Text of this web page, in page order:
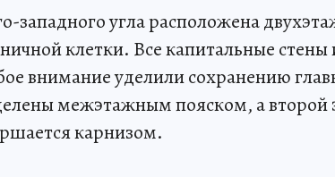
западного угла расположена
клетки. Все капитальные
внимание уделили сохранению
межэтажным пояском, а второй
карнизом.